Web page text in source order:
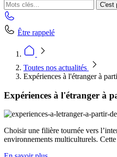
C'est
Être rappelé
Toutes nos actualités
Expériences à l'étranger à
Expériences à l'étranger à
Choisir une filière tournée vers
environnements multiculturels.